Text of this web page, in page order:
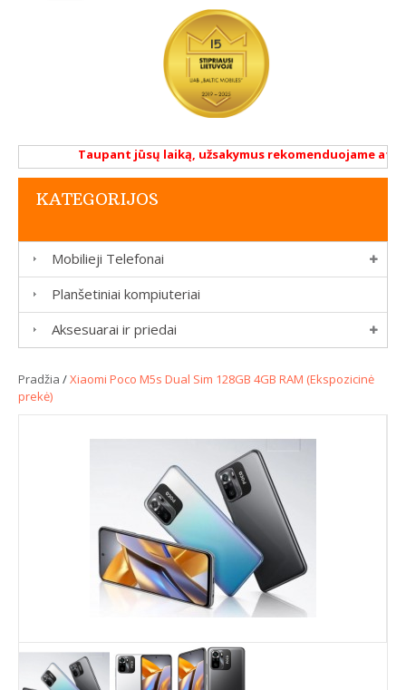
Taupant jūsų laiką, užsakymus rekomenduojame
KATEGORIJOS
Mobilieji Telefonai
Planšetiniai kompiuteriai
Aksesuarai ir priedai
Pradžia /Xiaomi Poco M5s Dual Sim 128GB 4GB RAM (Ekspozicinė
prekė)